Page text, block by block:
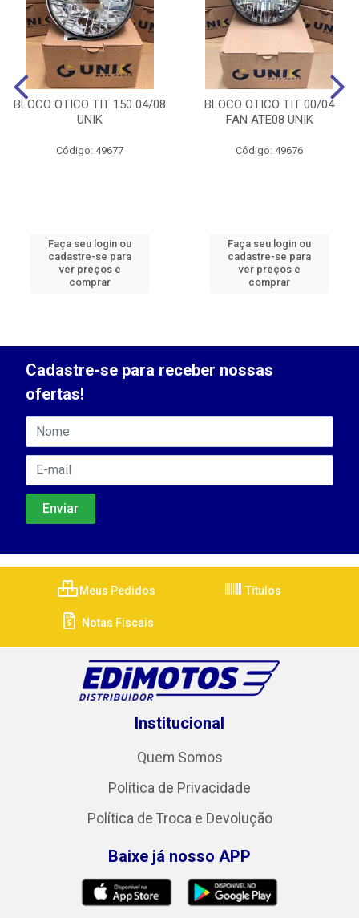
BLOCO OTICO TIT 150 04/08
UNIK
Código: 49677
Faça seu login ou
cadastre-se para
ver preços e
comprar
BLOCO OTICO TIT 00/04
FAN ATE08 UNIK
Código: 49676
Faça seu login ou
cadastre-se para
ver preços e
comprar
Cadastre-se para receber nossas
ofertas!
Meus Pedidos Títulos
Notas Fiscais
Institucional
Quem Somos
Política de Privacidade
Política de Troca e Devolução
Baixe já nosso APP